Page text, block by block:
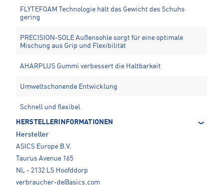
FLYTEFOAM Technologie hält das Gewicht des Schuhs
gering
PRECISION-SOLE Außensohle sorgt für eine optimale
Mischung aus Grip und Flexibilität
AHARPLUS Gummi verbessert die Haltbarkeit
Umweltschonende Entwicklung
Schnell und flexibel
HERSTELLERINFORMATIONEN
Hersteller
ASICS Europe B.V.
Taurus Avenue 165
NL - 2132 LS Hoofddorp
verbraucher-de@asics.com